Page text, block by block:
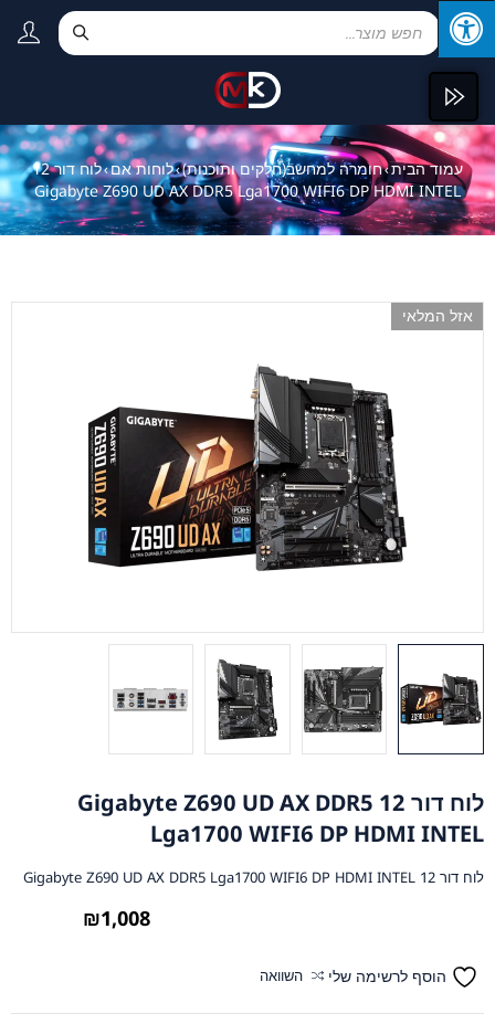
עמוד הבית›חומרה למחשב(חלקים ותוכנות)›לוחות אם›
לוח דור 12
Gigabyte Z690 UD AX DDR5 Lga1700 WIFI6 DP HDMI INTEL
אזל המלאי
לוח דור 12 Gigabyte Z690 UD AX DDR5
Lga1700 WIFI6 DP HDMI INTEL
לוח דור 12 Gigabyte Z690 UD AX DDR5 Lga1700 WIFI6 DP HDMI INTEL
₪1,008
הוסף לרשימה שלי השוואה